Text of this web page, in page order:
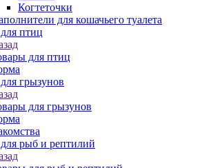
Когтеточки
для кошачьего туалета
птиц
для птиц
грызунов
для грызунов
рыб и рептилий